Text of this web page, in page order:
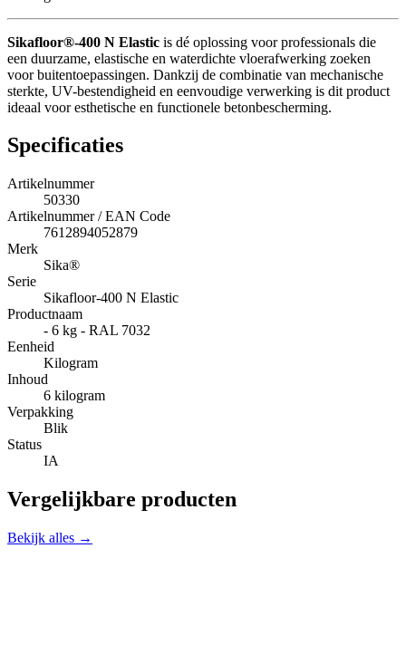
Sikafloor®-400 N Elastic is dé oplossing voor professionals die
een duurzame, elastische en waterdichte vloerafwerking zoeken
voor buitentoepassingen. Dankzij de combinatie van mechanische
sterkte, UV-bestendigheid en eenvoudige verwerking is dit product
ideaal voor esthetische en functionele betonbescherming.
Specificaties
Artikelnummer
50330
Artikelnummer / EAN Code
7612894052879
Merk
Sika®
Serie
Sikafloor-400 N Elastic
Productnaam
- 6 kg - RAL 7032
Eenheid
Kilogram
Inhoud
6 kilogram
Verpakking
Blik
Status
IA
Vergelijkbare producten
Bekijk alles →